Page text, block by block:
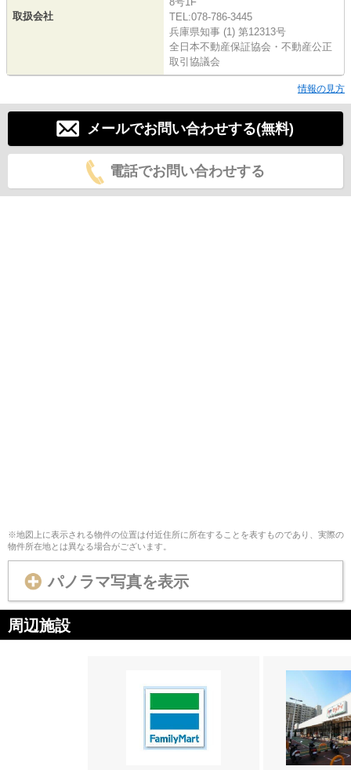
取扱会社
TEL:078-786-3445
兵庫県知事 (1) 第12313号
全日本不動産保証協会・不動産公正
取引協議会
情報の見方
メールでお問い合わせする(無料)
電話でお問い合わせする
※地図上に表示される物件の位置は付近住所に所在することを表すものであり、実際の
物件所在地とは異なる場合がございます。
パノラマ写真を表示
周辺施設